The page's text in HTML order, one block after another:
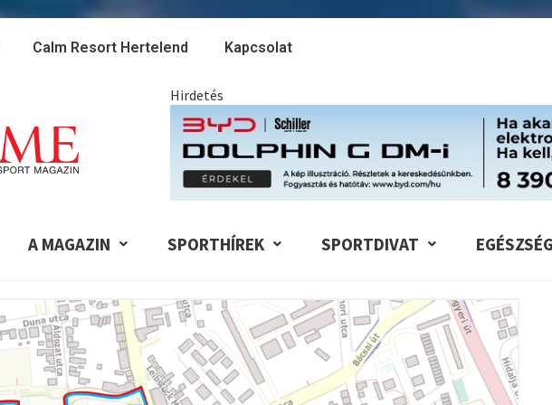
Calm Resort Hertelend Kapcsolat
Hirdetés
A MAGAZIN SPORTHÍREK SPORTDIVAT EGÉSZSÉG